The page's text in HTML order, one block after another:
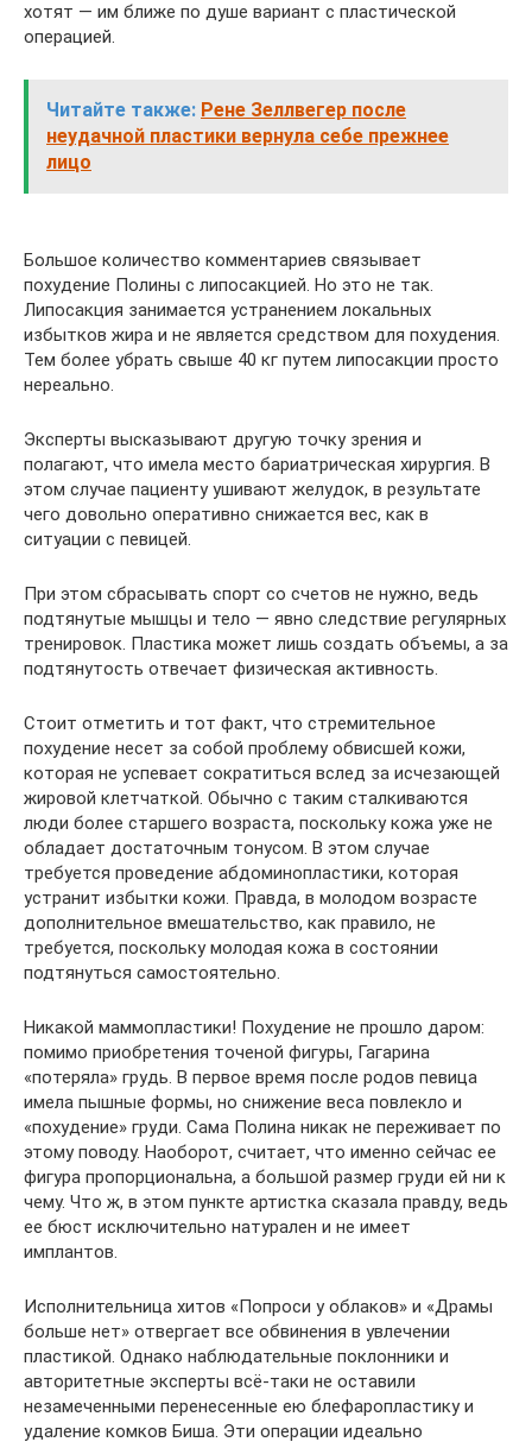
хотят — им ближе по душе вариант с пластической
операцией.
Читайте также: Рене Зеллвегер после
неудачной пластики вернула себе прежнее
лицо
Большое количество комментариев связывает
похудение Полины с липосакцией. Но это не так.
Липосакция занимается устранением локальных
избытков жира и не является средством для похудения.
Тем более убрать свыше 40 кг путем липосакции просто
нереально.
Эксперты высказывают другую точку зрения и
полагают, что имела место бариатрическая хирургия. В
этом случае пациенту ушивают желудок, в результате
чего довольно оперативно снижается вес, как в
ситуации с певицей.
При этом сбрасывать спорт со счетов не нужно, ведь
подтянутые мышцы и тело — явно следствие регулярных
тренировок. Пластика может лишь создать объемы, а за
подтянутость отвечает физическая активность.
Стоит отметить и тот факт, что стремительное
похудение несет за собой проблему обвисшей кожи,
которая не успевает сократиться вслед за исчезающей
жировой клетчаткой. Обычно с таким сталкиваются
люди более старшего возраста, поскольку кожа уже не
обладает достаточным тонусом. В этом случае
требуется проведение абдоминопластики, которая
устранит избытки кожи. Правда, в молодом возрасте
дополнительное вмешательство, как правило, не
требуется, поскольку молодая кожа в состоянии
подтянуться самостоятельно.
Никакой маммопластики! Похудение не прошло даром:
помимо приобретения точеной фигуры, Гагарина
«потеряла» грудь. В первое время после родов певица
имела пышные формы, но снижение веса повлекло и
«похудение» груди. Сама Полина никак не переживает по
этому поводу. Наоборот, считает, что именно сейчас ее
фигура пропорциональна, а большой размер груди ей ни к
чему. Что ж, в этом пункте артистка сказала правду, ведь
ее бюст исключительно натурален и не имеет
имплантов.
Исполнительница хитов «Попроси у облаков» и «Драмы
больше нет» отвергает все обвинения в увлечении
пластикой. Однако наблюдательные поклонники и
авторитетные эксперты всё-таки не оставили
незамеченными перенесенные ею блефаропластику и
удаление комков Биша. Эти операции идеально